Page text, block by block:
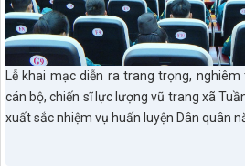
Lễ khai mạc diễn ra trang trọng,
cán bộ, chiến sĩ lực lượng vũ trang xã
xuất sắc nhiệm vụ huấn luyện Dân quân